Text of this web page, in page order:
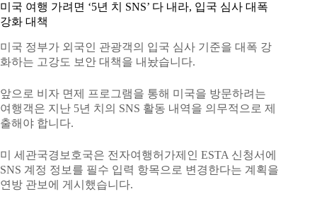
미국 여행 가려면 ‘5년 치 SNS’ 다 내라, 입국 심사 대폭
강화 대책
미국 정부가 외국인 관광객의 입국 심사 기준을 대폭 강
화하는 고강도 보안 대책을 내놨습니다.
앞으로 비자 면제 프로그램을 통해 미국을 방문하려는
여행객은 지난 5년 치의 SNS 활동 내역을 의무적으로 제
출해야 합니다.
미 세관국경보호국은 전자여행허가제인 ESTA 신청서에
SNS 계정 정보를 필수 입력 항목으로 변경한다는 계획을
연방 관보에 게시했습니다.